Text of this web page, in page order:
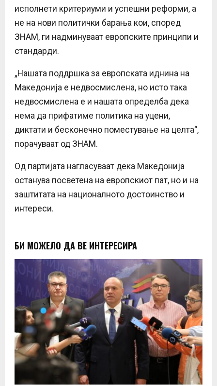
исполнети критериуми и успешни реформи, а
не на нови политички барања кои, според
ЗНАМ, ги надминуваат европските принципи и
стандарди.
„Нашата поддршка за европската иднина на
Македонија е недвосмислена, но исто така
недвосмислена е и нашата определба дека
нема да прифатиме политика на уцени,
диктати и бесконечно поместување на целта“,
порачуваат од ЗНАМ.
Од партијата нагласуваат дека Македонија
останува посветена на европскиот пат, но и на
заштитата на националното достоинство и
интереси.
БИ МОЖЕЛО ДА ВЕ ИНТЕРЕСИРА